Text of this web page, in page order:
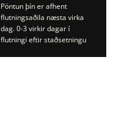
Pöntun þín er afhent
flutningsaðila næsta virka
dag. 0-3 virkir dagar í
flutningi eftir staðsetningu